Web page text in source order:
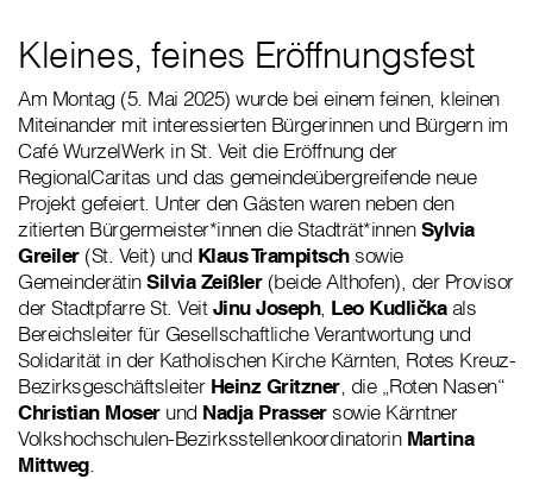
Kleines, feines Eröffnungsfest
Am Montag (5. Mai 2025) wurde bei einem feinen, kleinen
Miteinander mit interessierten Bürgerinnen und Bürgern im
Café WurzelWerk in St. Veit die Eröffnung der
RegionalCaritas und das gemeindeübergreifende neue
Projekt gefeiert. Unter den Gästen waren neben den
zitierten Bürgermeister*innen die Stadträt*innenSylvia
Greiler(St. Veit) und Klaus Trampitschsowie
GemeinderätinSilvia Zeißler (beide Althofen), der Provisor
der Stadtpfarre St. VeitJinu Joseph, Leo Kudličkaals
Bereichsleiter für Gesellschaftliche Verantwortung und
Solidarität in der Katholischen Kirche Kärnten, Rotes Kreuz-
Bezirksgeschäftsleiter Heinz Gritzner, die „Roten Nasen“
Christian Moserund Nadja Prassersowie Kärntner
Volkshochschulen-Bezirksstellenkoordinatorin Martina
Mittweg.